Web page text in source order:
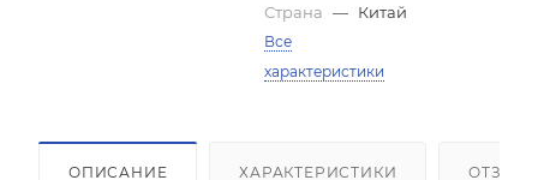
Страна — Китай
Все
характеристики
ОПИСАНИЕ ХАРАКТЕРИСТИКИ